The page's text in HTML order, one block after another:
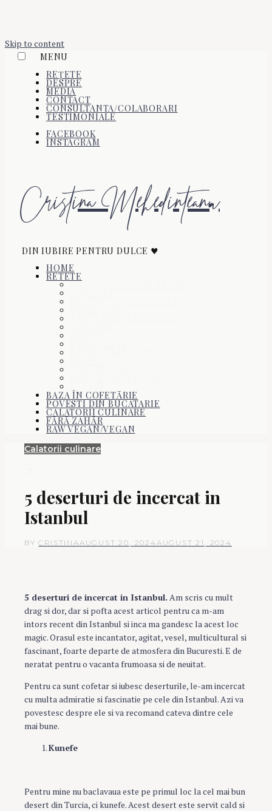
Skip to content
MENU
REȚETE
DESPRE
MEDIA
CONTACT
CONSULTANTA/COLABORARI
TESTIMONIALE
FACEBOOK
INSTAGRAM
Cristina Mehedinteanu
DIN IUBIRE PENTRU DULCE ♥
HOME
RETETE
PRĂJITURI ŞI DESERTURI
BAZA ÎN COFETĂRIE
POVESTI DIN BUCATARIE
CALATORII CULINARE
FĂRĂ ZAHĂR
RAW VEGAN/VEGAN
Calatorii culinare
5 deserturi de incercat in
Istanbul
BY CRISTINAAUGUST 20, 2024 AUGUST 21, 2024
5 deserturi de incercat in Istanbul. Am scris cu mult
drag si dor, dar si pofta acest articol pentru ca m-am
intors recent din Istanbul si inca ma gandesc la acest loc
magic. Orasul este incantator, agitat, vesel, multicultural si
fascinant, foarte departe de atmosfera din Bucuresti. E de
neratat pentru o vacanta frumoasa si de neuitat.
Pentru ca sunt cofetar si iubesc deserturile, le-am incercat
cu multa admiratie si fascinatie pe cele din Istanbul. Azi va
povestesc despre ele si va recomand cateva dintre cele
mai bune.
Kunefe
Pentru mine nu baclavaua este pe primul loc la cel mai bun
desert din Turcia, ci kunefe. Acest desert este servit cald si